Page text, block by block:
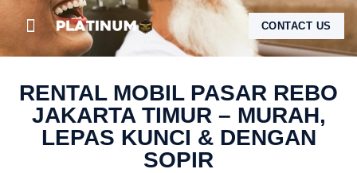
CONTACT US
RENTAL MOBIL PASAR REBO
JAKARTA TIMUR – MURAH,
LEPAS KUNCI & DENGAN
SOPIR